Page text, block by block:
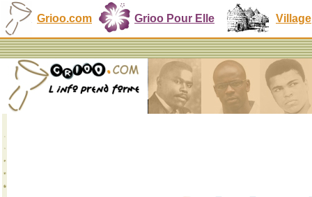
Grioo.com Grioo Pour Elle Village